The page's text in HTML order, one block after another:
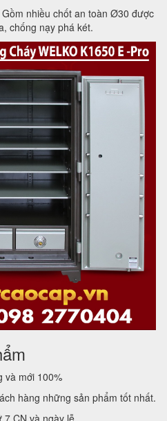
Gồm nhiều chốt an toàn Ø30 được
chống nạy phá két.
và mới 100%
hàng những sản phẩm tốt nhất.
7,CN và ngày lễ